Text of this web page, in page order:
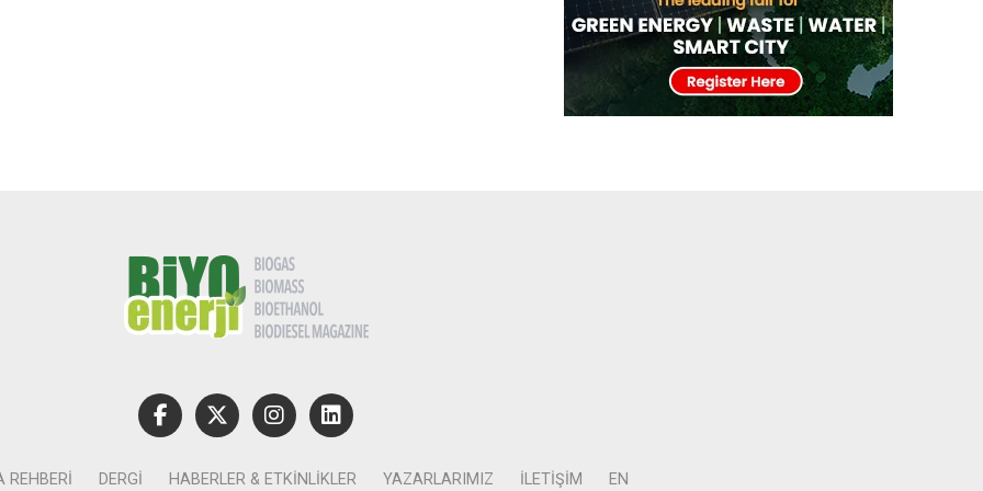
REHBERI DERGI HABERLER & ETKINLIKLER YAZARLARIMIZ İLETIŞIM EN